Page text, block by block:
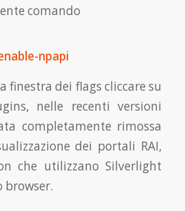
comando
npapi
finestra dei flags cliccare su
nelle recenti versioni
completamente rimossa
dei portali RAI,
che utilizzano Silverlight
browser.